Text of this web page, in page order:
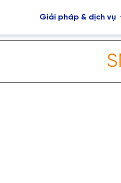
Giải pháp & dịch vụ